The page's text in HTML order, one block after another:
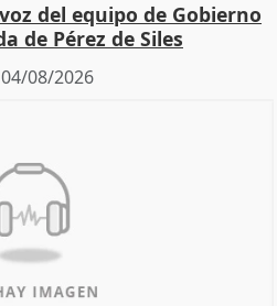
del equipo de Gobierno
de Pérez de Siles
04/08/2026